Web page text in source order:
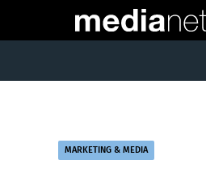
MARKETING & MEDIA